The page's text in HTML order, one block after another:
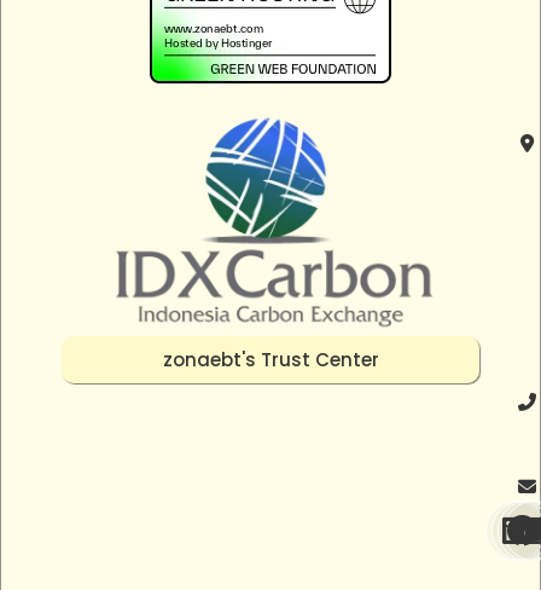
zonaebt's Trust Center